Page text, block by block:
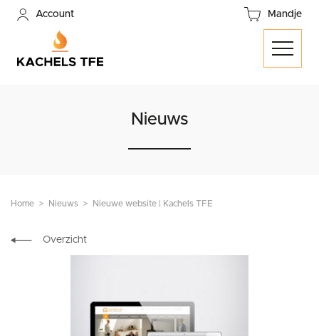
Account Mandje
Nieuws
Home Nieuws Nieuwe website | Kachels TFE
Overzicht